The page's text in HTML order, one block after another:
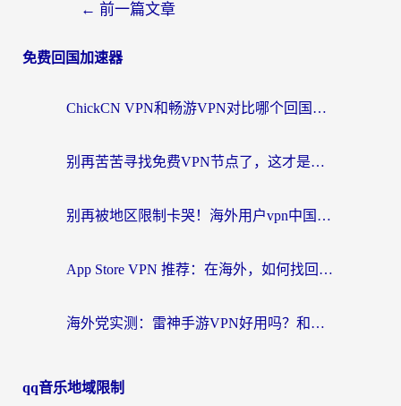
← 前一篇文章
免费回国加速器
ChickCN VPN和畅游VPN对比哪个回国效果更好？海外党必看的回国加速器选择指南
别再苦苦寻找免费VPN节点了，这才是海外访问国内资源的正确姿势
别再被地区限制卡哭！海外用户vpn中国下载全攻略，无缝刷剧办公社交
App Store VPN 推荐：在海外，如何找回那扇回家的“任意门”？
海外党实测：雷神手游VPN好用吗？和闪电VPN对比哪个回国效果更好？附小众工具深度测评
qq音乐地域限制